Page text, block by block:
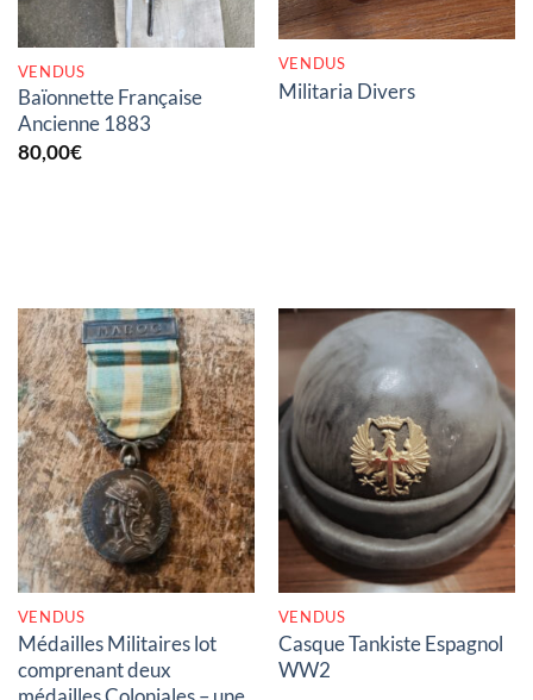
VENDUS
Baïonnette Française
Ancienne 1883
80,00€
VENDUS
Militaria Divers
RUPTURE DE STOCK
VENDUS
Médailles Militaires lot
comprenant deux
RUPTURE DE STOCK
VENDUS
Casque Tankiste Espagnol
WW2